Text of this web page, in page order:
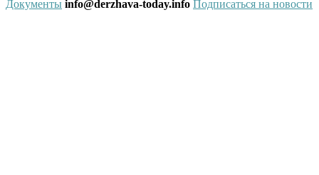
Документы info@derzhava-today.info Подписаться на новости